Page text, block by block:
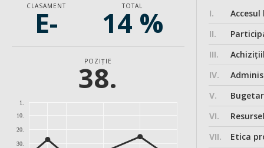
CLASAMENT
E- TOTAL
14 %
POZIȚIE
38.
1.
10.
20.
30.
I.
II.
III.
IV.
V.
VI.
VII.
Etica